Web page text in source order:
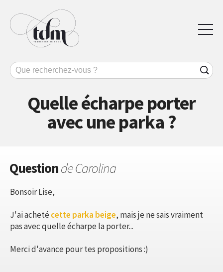
Quelle écharpe porter
avec une parka ?
Questionde Carolina
Bonsoir Lise,
J'ai achetécette parka beige, mais je ne sais vraiment
pas avec quelle écharpe la porter...
Merci d'avance pour tes propositions :)